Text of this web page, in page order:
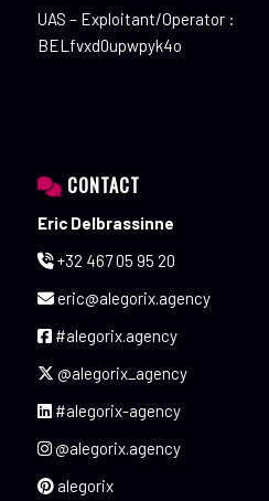
UAS – Exploitant/Operator :
BELfvxd0upwpyk4o
CONTACT
Eric Delbrassinne
+32 467 05 95 20
eric@alegorix.agency
#alegorix.agency
@alegorix_agency
#alegorix-agency
@alegorix.agency
alegorix